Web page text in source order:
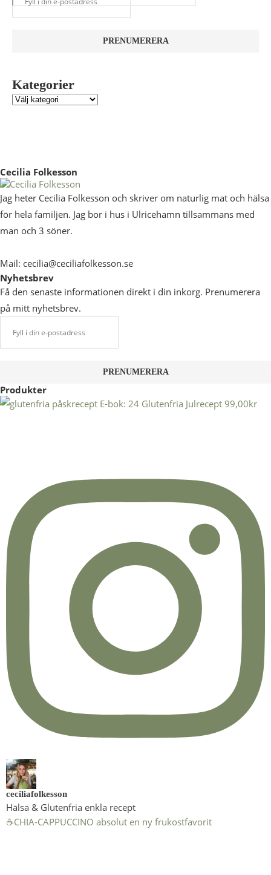
Kategorier
Cecilia Folkesson
Jag heter Cecilia Folkesson och skriver om naturlig mat och hälsa
för hela familjen. Jag bor i hus i Ulricehamn tillsammans med
man och 3 söner.
Mail: cecilia@ceciliafolkesson.se
Nyhetsbrev
Få den senaste informationen direkt i din inkorg. Prenumerera
på mitt nyhetsbrev.
Produkter
E-bok: 24 Glutenfria Julrecept 99,00kr
ceciliafolkesson
Hälsa & Glutenfria enkla recept
☕️CHIA-CAPPUCCINO absolut en ny frukostfavorit